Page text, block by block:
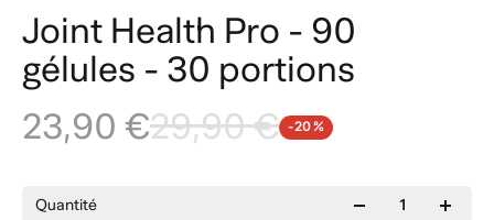
Joint Health Pro - 90
gélules - 30 portions
23,90 €29,90 € -20 %
Quantité